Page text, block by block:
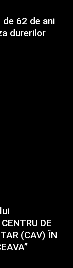
62 de ani
durerilor
DE
(CAV) ÎN